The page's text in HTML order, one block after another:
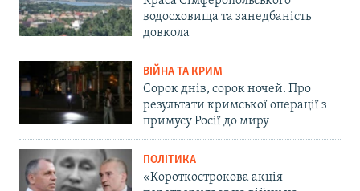
водосховища та занедбаність
довкола
ВІЙНА ТА КРИМ
Сорок днів, сорок ночей. Про
результати кримської операції з
примусу Росії до миру
ПОЛІТИКА
«Короткострокова акція